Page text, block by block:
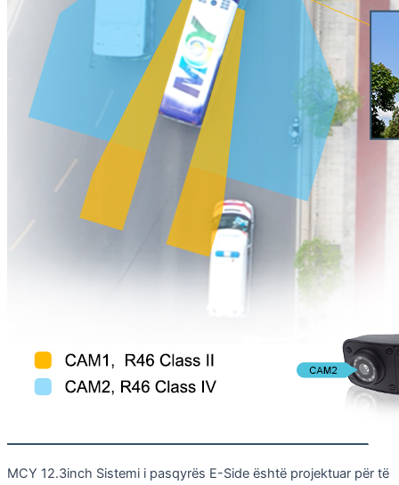
MCY 12.3inch Sistemi i pasqyrës E-Side është projektuar për të